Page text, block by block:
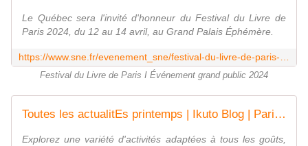
Le Québec sera l'invité d'honneur du Festival du Livre de
Paris 2024, du 12 au 14 avril, au Grand Palais Éphémère.
Festival du Livre de Paris I Événement grand public 2024
Toutes les actualitEs printemps | Ikuto Blog | Paris, France
Explorez une variété d'activités adaptées à tous les goûts,